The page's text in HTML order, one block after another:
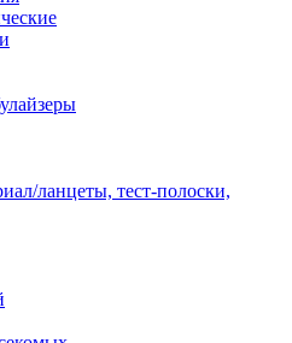
ланцеты, тест-полоски,